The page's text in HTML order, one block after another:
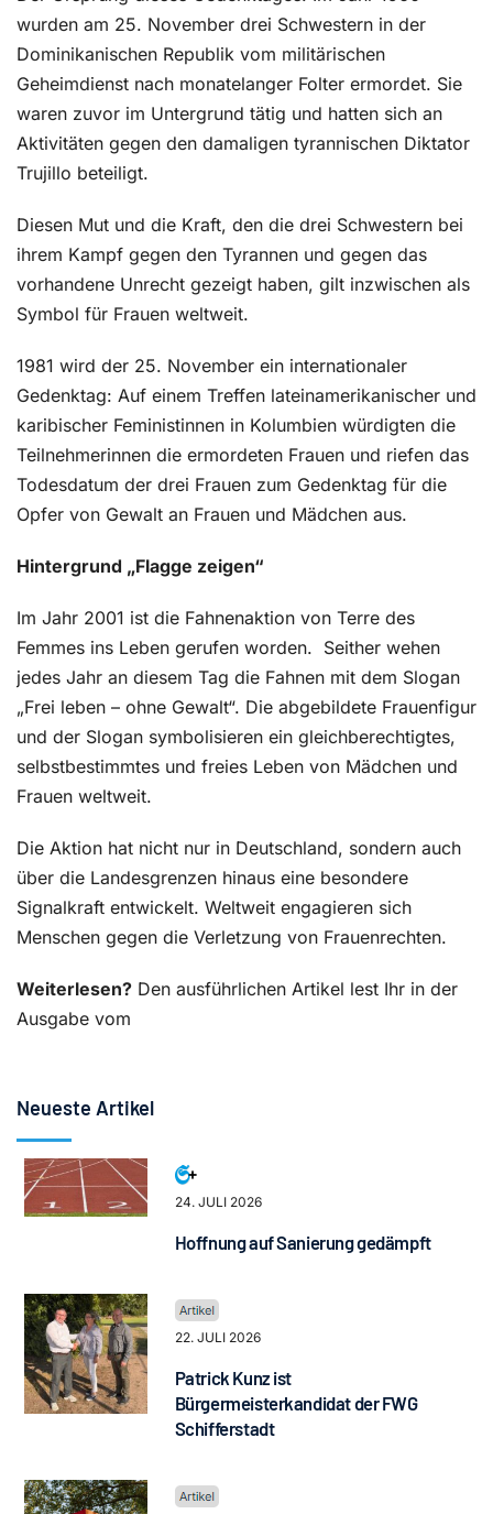
wurden am 25. November drei Schwestern in der
Dominikanischen Republik vom militärischen
Geheimdienst nach monatelanger Folter ermordet. Sie
waren zuvor im Untergrund tätig und hatten sich an
Aktivitäten gegen den damaligen tyrannischen Diktator
Trujillo beteiligt.
Diesen Mut und die Kraft, den die drei Schwestern bei
ihrem Kampf gegen den Tyrannen und gegen das
vorhandene Unrecht gezeigt haben, gilt inzwischen als
Symbol für Frauen weltweit.
1981 wird der 25. November ein internationaler
Gedenktag: Auf einem Treffen lateinamerikanischer und
karibischer Feministinnen in Kolumbien würdigten die
Teilnehmerinnen die ermordeten Frauen und riefen das
Todesdatum der drei Frauen zum Gedenktag für die
Opfer von Gewalt an Frauen und Mädchen aus.
Hintergrund „Flagge zeigen“
Im Jahr 2001 ist die Fahnenaktion von Terre des
Femmes ins Leben gerufen worden. Seither wehen
jedes Jahr an diesem Tag die Fahnen mit dem Slogan
„Frei leben – ohne Gewalt“. Die abgebildete Frauenfigur
und der Slogan symbolisieren ein gleichberechtigtes,
selbstbestimmtes und freies Leben von Mädchen und
Frauen weltweit.
Die Aktion hat nicht nur in Deutschland, sondern auch
über die Landesgrenzen hinaus eine besondere
Signalkraft entwickelt. Weltweit engagieren sich
Menschen gegen die Verletzung von Frauenrechten.
Weiterlesen? Den ausführlichen Artikel lest Ihr in der
Ausgabe vom
Neueste Artikel
24. JULI 2026
Hoffnung auf Sanierung gedämpft
22. JULI 2026
Patrick Kunz ist
Bürgermeisterkandidat der FWG
Schifferstadt